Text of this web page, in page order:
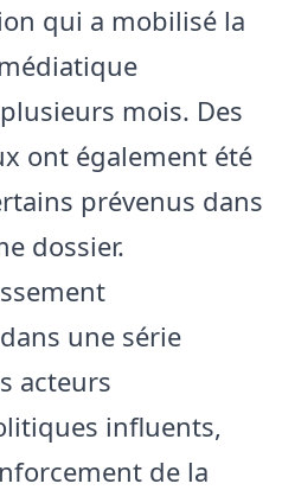
qui a mobilisé la
mois. Des
ont également été
prévenus dans
dossier.
une série
acteurs
influents,
de la